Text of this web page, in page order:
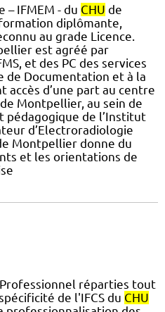
IFMEM - du CHU de
diplômante,
au grade Licence.
est agréé par
et des PC des services
de Documentation et à la
accès d’une part au centre
de Montpellier, au sein de
pédagogique de l’Institut
d’Electroradiologie
Montpellier donne du
et les orientations de
réparties tout
de l'IFCS du CHU